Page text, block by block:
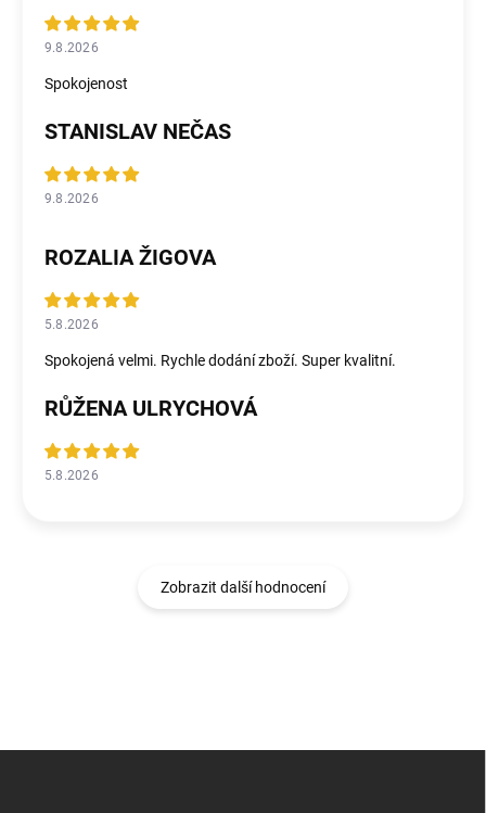
9.8.2026
Spokojenost
STANISLAV NEČAS
9.8.2026
ROZALIA ŽIGOVA
5.8.2026
Spokojená velmi. Rychle dodání zboží. Super kvalitní.
RŮŽENA ULRYCHOVÁ
5.8.2026
Zobrazit další hodnocení